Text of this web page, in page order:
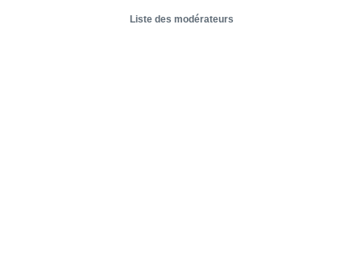
Liste des modérateurs